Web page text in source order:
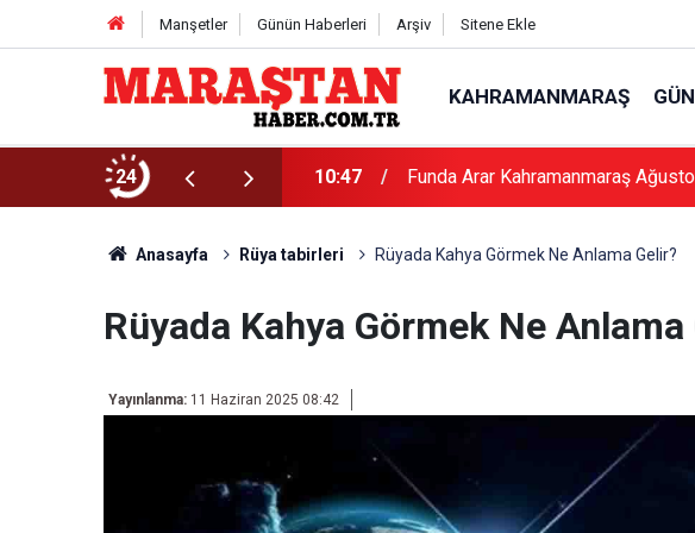
Manşetler Günün Haberleri Arşiv Sitene Ekle
KAHRAMANMARAŞ
24 10:47 Funda Arar Kahramanmaraş
Anasayfa Rüya tabirleri Rüyada Kahya Görmek Ne Anlama Gelir?
Rüyada Kahya Görmek Ne Anlama
Yayınlanma: 11 Haziran 2025 08:42